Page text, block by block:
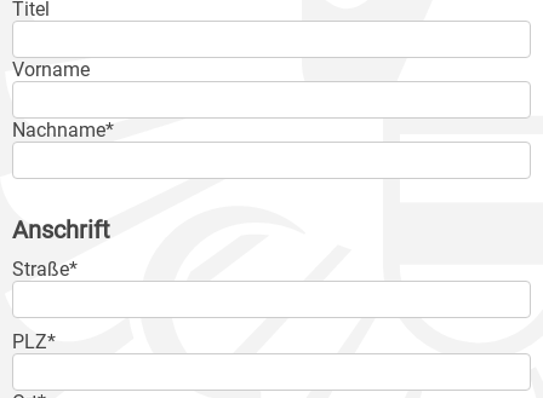
Titel
Vorname
Nachname*
Anschrift
Straße*
PLZ*